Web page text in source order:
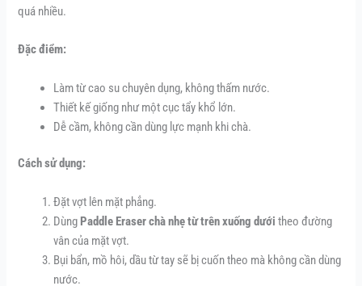
quá nhiều.
Đặc điểm:
Làm từ cao su chuyên dụng, không thấm nước.
Thiết kế giống như một cục tẩy khổ lớn.
Dễ cầm, không cần dùng lực mạnh khi chà.
Cách sử dụng:
Đặt vợt lên mặt phẳng.
Dùng Paddle Eraser chà nhẹ từ trên xuống dưới theo đường
vân của mặt vợt.
Bụi bẩn, mồ hôi, dầu từ tay sẽ bị cuốn theo mà không cần dùng
nước.